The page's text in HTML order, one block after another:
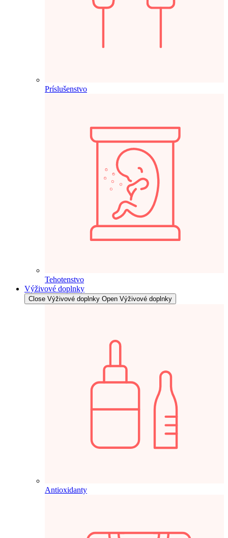
Príslušenstvo
Tehotenstvo
Výživové doplnky
Close Výživové doplnky Open Výživové doplnky
Antioxidanty